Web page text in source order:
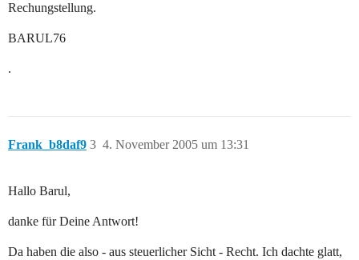
Rechungstellung.
BARUL76
.
Frank_b8daf9 4. November 2005 um 13:31
3
Hallo Barul,
danke für Deine Antwort!
Da haben die also - aus steuerlicher Sicht - Recht. Ich dachte glatt,